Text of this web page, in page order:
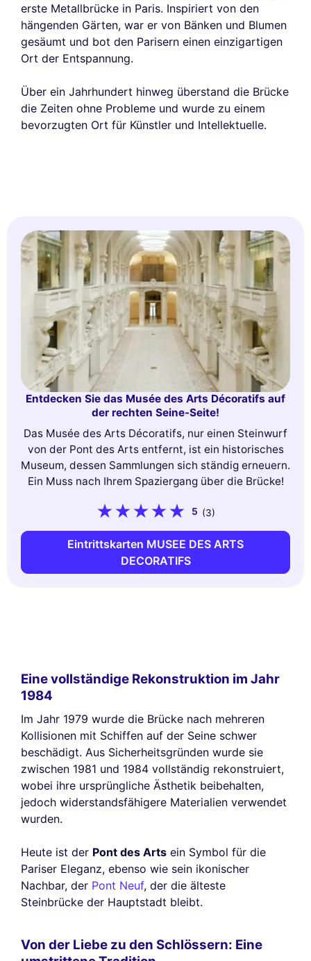
erste Metallbrücke in Paris. Inspiriert von den
hängenden Gärten, war er von Bänken und Blumen
gesäumt und bot den Parisern einen einzigartigen
Ort der Entspannung.
Über ein Jahrhundert hinweg überstand die Brücke
die Zeiten ohne Probleme und wurde zu einem
bevorzugten Ort für Künstler und Intellektuelle.
Entdecken Sie das Musée des Arts Décoratifs auf
der rechten Seine-Seite!
Das Musée des Arts Décoratifs, nur einen Steinwurf
von der Pont des Arts entfernt, ist ein historisches
Museum, dessen Sammlungen sich ständig erneuern.
Ein Muss nach Ihrem Spaziergang über die Brücke!
5 (3)
Eintrittskarten MUSEE DES ARTS
DECORATIFS
Eine vollständige Rekonstruktion im Jahr
1984
Im Jahr 1979 wurde die Brücke nach mehreren
Kollisionen mit Schiffen auf der Seine schwer
beschädigt. Aus Sicherheitsgründen wurde sie
zwischen 1981 und 1984 vollständig rekonstruiert,
wobei ihre ursprüngliche Ästhetik beibehalten,
jedoch widerstandsfähigere Materialien verwendet
wurden.
Heute ist der Pont des Arts ein Symbol für die
Pariser Eleganz, ebenso wie sein ikonischer
Nachbar, der Pont Neuf, der die älteste
Steinbrücke der Hauptstadt bleibt.
Von der Liebe zu den Schlössern: Eine